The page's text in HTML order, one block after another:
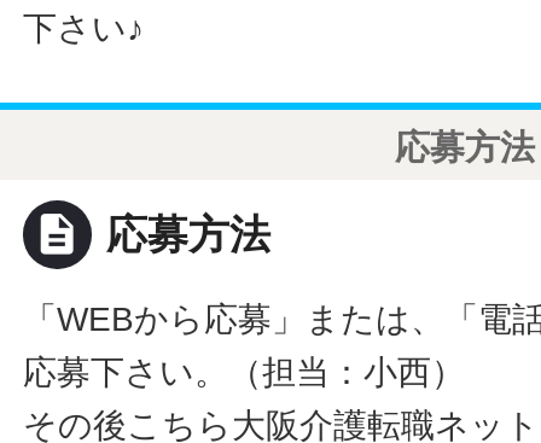
下さい♪
応募方法
description 応募方法
「WEBから応募」または、「電
応募下さい。（担当：小西）
その後こちら大阪介護転職ネッ